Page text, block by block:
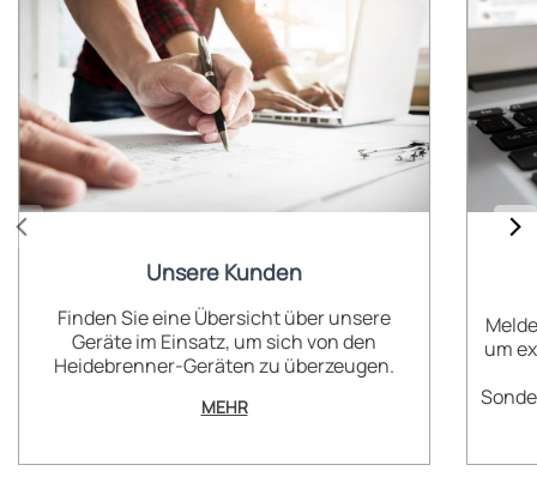
Unsere Kunden
Finden Sie eine Übersicht über unsere
Geräte im Einsatz, um sich von den
Heidebrenner-Geräten zu überzeugen.
MEHR
um